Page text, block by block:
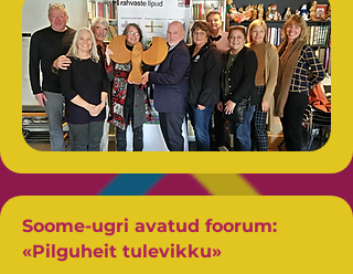
Soome-ugri avatud foorum:
«Pilguheit tulevikku»